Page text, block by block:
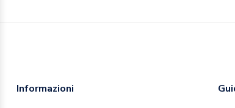
Informazioni